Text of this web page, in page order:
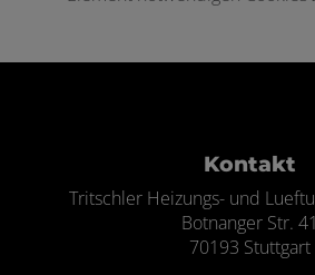
Kontakt
Tritschler Heizungs- und
Botnanger Str. 41
70193 Stuttgart